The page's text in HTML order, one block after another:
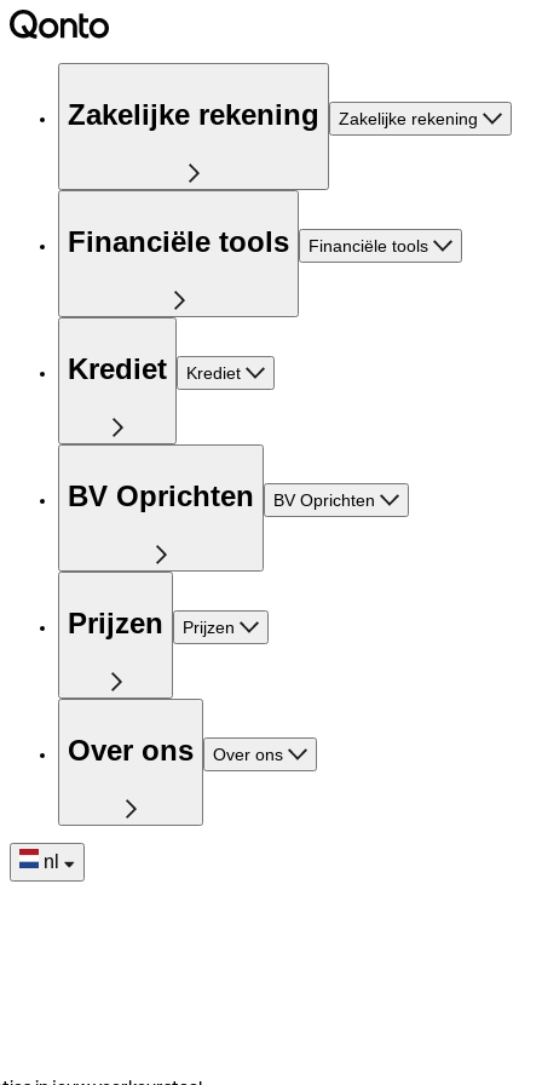
Zakelijke rekening Zakelijke rekening
Financiële tools Financiële tools
Krediet Krediet
BV Oprichten BV Oprichten
Prijzen Prijzen
Over ons Over ons
nl